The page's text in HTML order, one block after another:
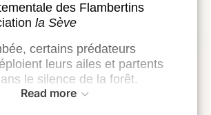
des Flambertins
la Sève
certains prédateurs
leurs ailes et partents
le silence de la forêt.
Read more